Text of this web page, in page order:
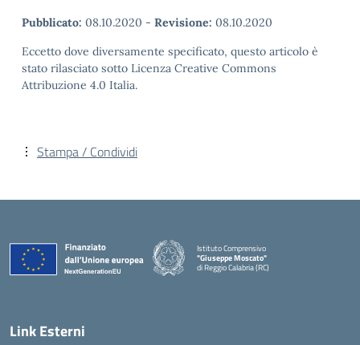
Pubblicato: 08.10.2020 - Revisione: 08.10.2020
Eccetto dove diversamente specificato, questo articolo è
stato rilasciato sotto Licenza Creative Commons
Attribuzione 4.0 Italia.
Stampa / Condividi
Istituto Comprensivo
"Giuseppe Moscato"
di Reggio Calabria (RC)
— Visita la pagina iniziale della scuola
Link Esterni